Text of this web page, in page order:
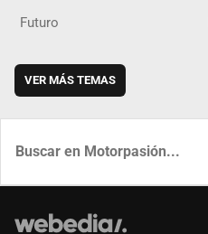
Futuro
VER MÁS TEMAS